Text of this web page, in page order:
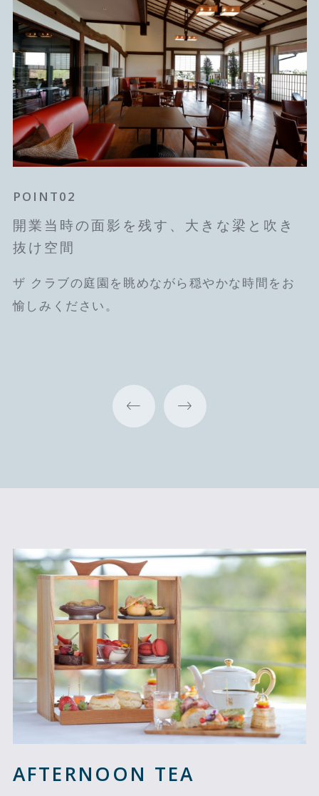
POINT01
歴史あるホテルの中でゆったりと寛ぎの
ひと時を
開業当初の建物「ザ クラブ」内にあるカフェ＆
ワインバー。大きな梁やクラシカルな照明は当時
POINT02
開業当時の面影を残す、大きな梁と吹き
抜け空間
ザ クラブの庭園を眺めながら穏やかな時間をお
愉しみください。
POINT03
心地よい風に吹かれて
AFTERNOON TEA